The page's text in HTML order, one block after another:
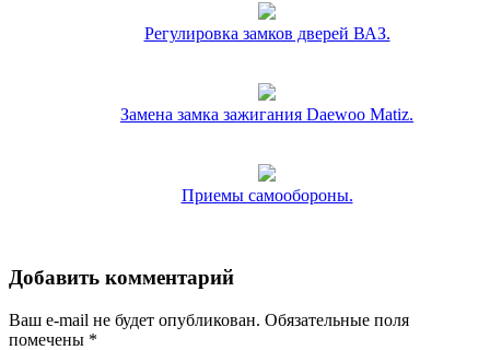
Регулировка замков дверей ВАЗ.
Замена замка зажигания Daewoo Matiz.
Приемы самообороны.
Добавить комментарий
Ваш e-mail не будет опубликован. Обязательные поля
помечены *